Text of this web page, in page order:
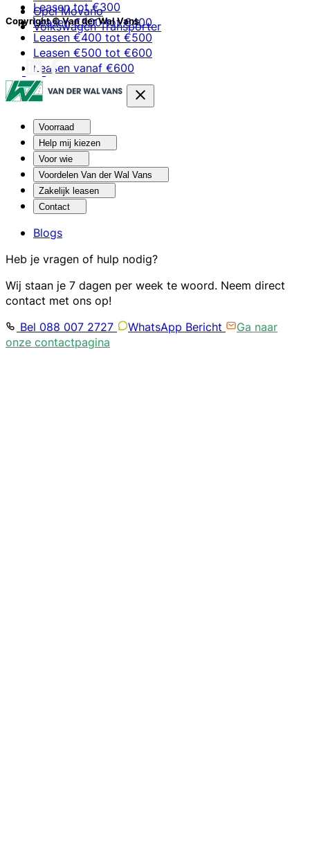
Opel Movano
Volkswagen Transporter
Leasen tot €300
Leasen €300 tot €400
Leasen €400 tot €500
Leasen €500 tot €600
Leasen vanaf €600
Copyright © Van der Wal Vans
Voorraad
Help mij kiezen
Voor wie
Voordelen Van der Wal Vans
Zakelijk leasen
Contact
Blogs
Heb je vragen of hulp nodig?
Wij staan je 7 dagen per week te woord. Neem direct
contact met ons op!
Bel 088 007 2727
WhatsApp Bericht
Ga naar
onze contactpagina